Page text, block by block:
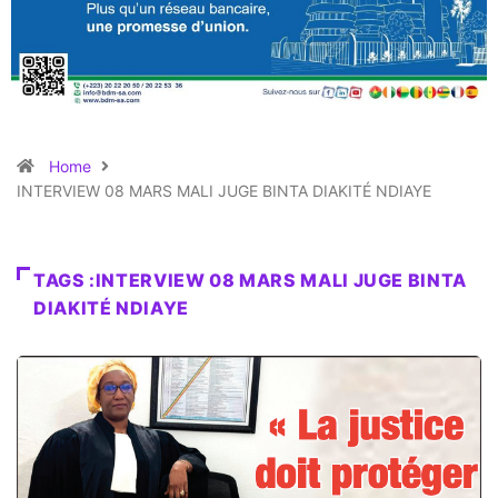
Home
INTERVIEW 08 MARS MALI JUGE BINTA DIAKITÉ NDIAYE
TAGS :INTERVIEW 08 MARS MALI JUGE BINTA
DIAKITÉ NDIAYE